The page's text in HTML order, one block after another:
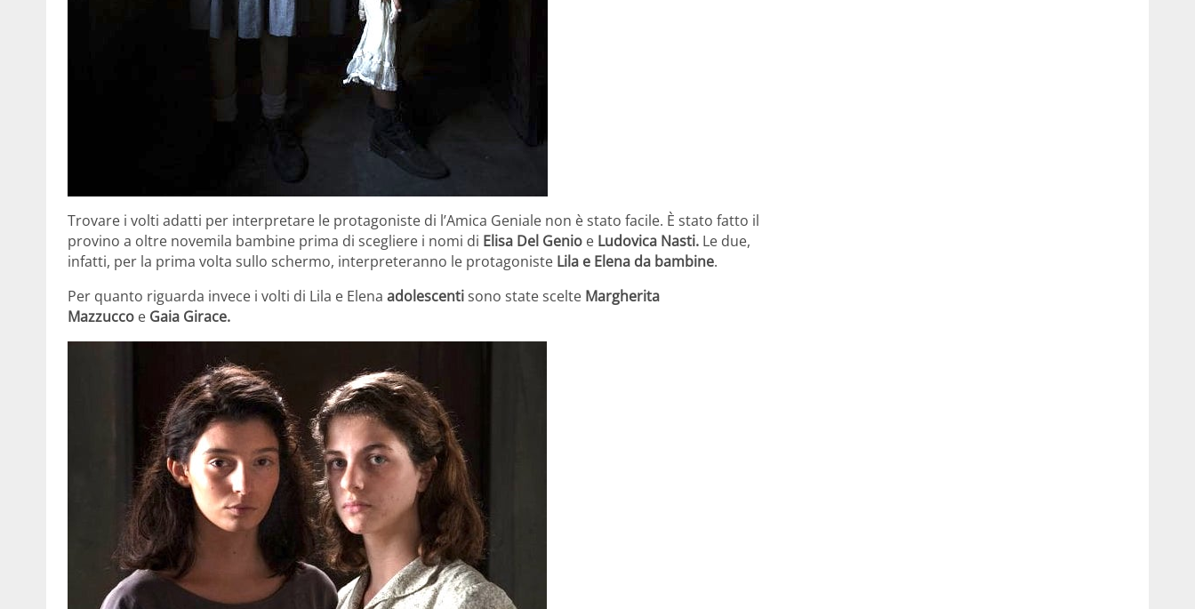
Trovare i volti adatti per interpretare le protagoniste di l’Amica Geniale non è stato facile. È stato fatto il
provino a oltre novemila bambine prima di scegliere i nomi di Elisa Del Genio e Ludovica Nasti. Le due,
infatti, per la prima volta sullo schermo, interpreteranno le protagoniste Lila e Elena da bambine.
Per quanto riguarda invece i volti di Lila e Elena adolescentisono state scelte Margherita
Mazzucco e Gaia Girace.